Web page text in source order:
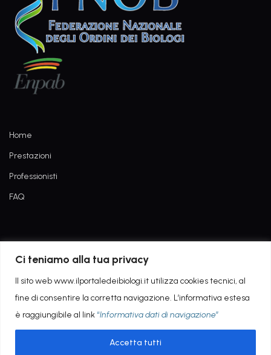
Ci teniamo alla tua privacy
Il sito web www.ilportaledeibiologi.it utilizza cookies tecnici, al
fine di consentire la corretta navigazione. L’informativa estesa
è raggiungibile al link “Informativa dati di navigazione”
Accetta tutti
Home
Prestazioni
Professionisti
FAQ